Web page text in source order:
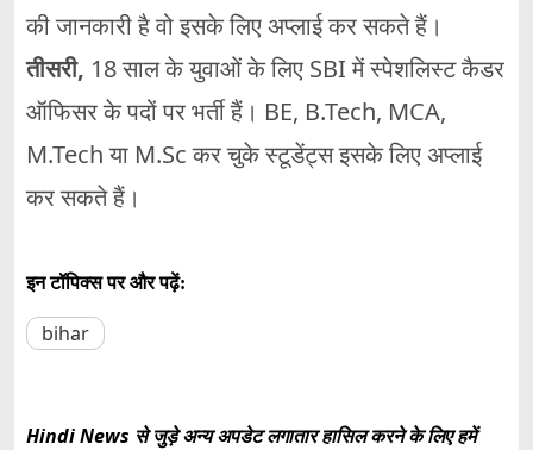
की जानकारी है वो इसके लिए अप्लाई कर सकते हैं।
तीसरी, 18 साल के युवाओं के लिए SBI में स्पेशलिस्ट कैडर
ऑफिसर के पदों पर भर्ती हैं। BE, B.Tech, MCA,
M.Tech या M.Sc कर चुके स्टूडेंट्स इसके लिए अप्लाई
कर सकते हैं।
इन टॉपिक्स पर और पढ़ें:
bihar
Hindi News से जुड़े अन्य अपडेट लगातार हासिल करने के लिए हमें